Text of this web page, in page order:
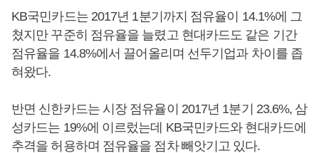
KB국민카드는 2017년 1분기까지 점유율이 14.1%에 그
쳤지만 꾸준히 점유율을 늘렸고 현대카드도 같은 기간
점유율을 14.8%에서 끌어올리며 선두기업과 차이를 좁
혀왔다.
반면 신한카드는 시장 점유율이 2017년 1분기 23.6%, 삼
성카드는 19%에 이르렀는데 KB국민카드와 현대카드에
추격을 허용하며 점유율을 점차 빼앗기고 있다.